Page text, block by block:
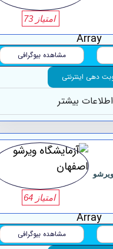
امتیاز 73
Array
مشاهده بیوگرافی
دهی اینترنتی
اطلاعات بیشتر
امتیاز 64
Array
مشاهده بیوگرافی